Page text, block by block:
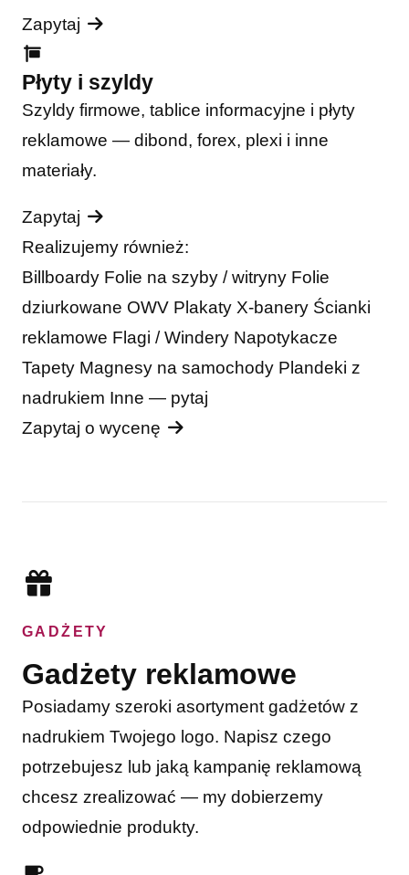
Zapytaj
Płyty i szyldy
Szyldy firmowe, tablice informacyjne i płyty
reklamowe — dibond, forex, plexi i inne
materiały.
Zapytaj
Realizujemy również:
Billboardy Folie na szyby / witryny Folie
dziurkowane OWV Plakaty X-banery Ścianki
reklamowe Flagi / Windery Napotykacze
Tapety Magnesy na samochody Plandeki z
nadrukiem Inne — pytaj
Zapytaj o wycenę
GADŻETY
Gadżety reklamowe
Posiadamy szeroki asortyment gadżetów z
nadrukiem Twojego logo. Napisz czego
potrzebujesz lub jaką kampanię reklamową
chcesz zrealizować — my dobierzemy
odpowiednie produkty.